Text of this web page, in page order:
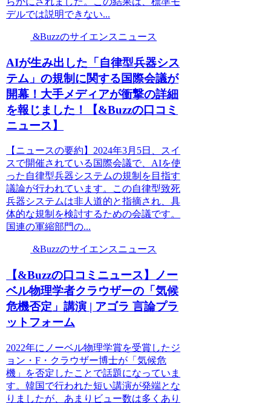
デルでは説明できない...
&Buzzのサイエンスニュース
AIが生み出した「自律型兵器シス
テム」の規制に関する国際会議が
開幕！大手メディアが衝撃の詳細
を報じました！【&Buzzの口コミ
ニュース】
【ニュースの要約】2024年3月5日、スイ
スで開催されている国際会議で、AIを使
った自律型兵器システムの規制を目指す
議論が行われています。この自律型致死
兵器システムは非人道的と指摘され、具
体的な規制を検討するための会議です。
国連の軍縮部門の...
&Buzzのサイエンスニュース
【&Buzzの口コミニュース】ノー
ベル物理学者クラウザーの「気候
危機否定」講演 | アゴラ 言論プラ
ットフォーム
2022年にノーベル物理学賞を受賞したジ
ョン・F・クラウザー博士が「気候危
機」を否定したことで話題になっていま
す。韓国で行われた短い講演が発端とな
りましたが、あまりビュー数は多くあり